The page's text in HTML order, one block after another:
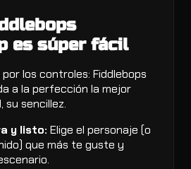
es súper fácil
los controles: Fiddlebops
a la perfección la mejor
su sencillez.
y listo: Elige el personaje (o
que más te guste y